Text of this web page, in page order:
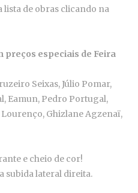
lista de obras clicando na
preços especiais de Feira
Seixas, Júlio Pomar,
Eamun, Pedro Portugal,
Lourenço, Ghizlane Agzenaï,
e cheio de cor!
subida lateral direita.